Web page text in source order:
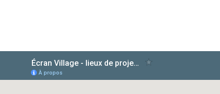
AlloCiné